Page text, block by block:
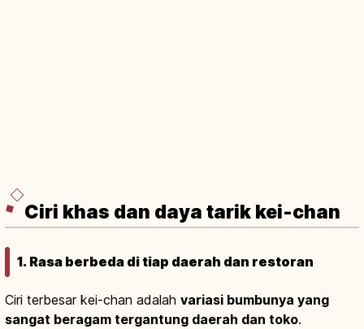
Ciri khas dan daya tarik kei-chan
1. Rasa berbeda di tiap daerah dan restoran
Ciri terbesar kei-chan adalah variasi bumbunya yang
sangat beragam tergantung daerah dan toko.